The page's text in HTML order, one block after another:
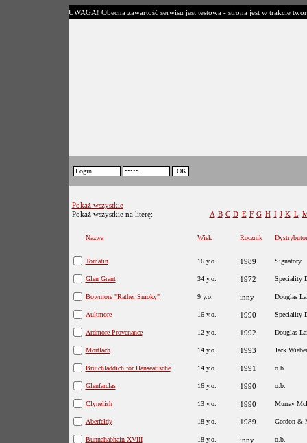
UWAGA! Obecna zawartość serwisu jest testowa - strona jest w trakcie
Pokaż wszystkie
Pokaż wszystkie na literę:
A B C D E F G H I J K L
Nazwa Wiek Rocznik Dystrybutor
Tomatin 16 y.o. 1989 Signatory
Glen Grant 34 y.o. 1972 Speciality
Bowmore "Rather Smoky" 9 y.o. inny Douglas
Aultmore 16 y.o. 1990 Speciality
Ardmore Provenance 12 y.o. 1992 Douglas
Mortlach 14 y.o. 1993 Jack
Bruichladdich for Hanseatische 14 y.o. 1991 o.b.
Glenfarclas 16 y.o. 1990 o.b.
Clynelish 13 y.o. 1990 Murray
Aberfeldy 18 y.o. 1989 Gordon &
Bunnahabhain XVIII 18 y.o. inny o.b.